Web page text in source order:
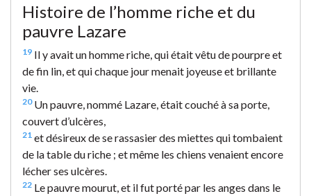
Histoire de l’homme riche et du
pauvre Lazare
19 Il y avait un homme riche, qui était vêtu de pourpre et
de fin lin, et qui chaque jour menait joyeuse et brillante
vie.
20Un pauvre, nommé Lazare, était couché à sa porte,
couvert d’ulcères,
21 et désireux de se rassasier des miettes qui tombaient
de la table du riche ; et même les chiens venaient encore
lécher ses ulcères.
22 Le pauvre mourut, et il fut porté par les anges dans le